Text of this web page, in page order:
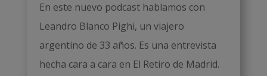
En este nuevo podcast hablamos con
Leandro Blanco Pighi, un viajero
argentino de 33 años. Es una entrevista
hecha cara a cara en El Retiro de Madrid.